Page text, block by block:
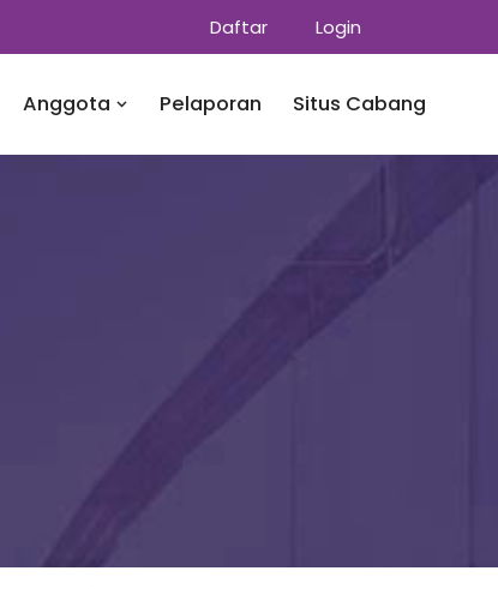
Daftar Login
Anggota Pelaporan Situs Cabang